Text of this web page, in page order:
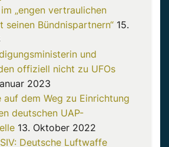
„engen vertraulichen
seinen Bündnispartnern“ 15.
und
offiziell nicht zu UFOs
2023
auf dem Weg zu Einrichtung
deutschen UAP-
13. Oktober 2022
Deutsche Luftwaffe